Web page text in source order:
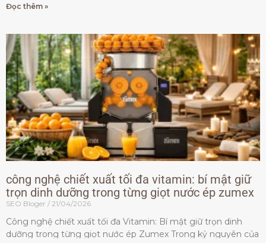
Đọc thêm »
công nghệ chiết xuất tối đa vitamin: bí mật giữ
trọn dinh dưỡng trong từng giọt nước ép zumex
SEO Bloger 21/04/2026
Công nghệ chiết xuất tối đa Vitamin: Bí mật giữ trọn dinh
dưỡng trong từng giọt nước ép Zumex Trong kỷ nguyên của